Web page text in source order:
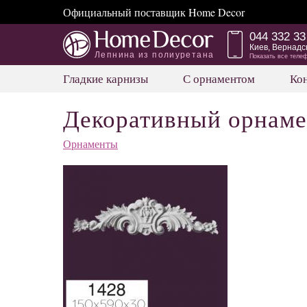
Официальный поставщик Home Decor
Лепнина из полиуретана
044 332
Киев,
Показать все
Гладкие карнизы С орнаментом
Декоративный
Орнаменты